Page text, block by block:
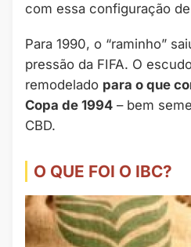
com essa configuração
Para 1990, o “raminho”
pressão da FIFA. O
remodelado para o que
Copa de 1994 – bem
CBD.
O QUE FOI O IBC?